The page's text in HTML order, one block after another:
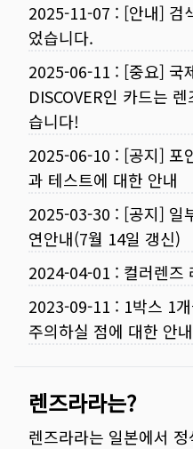
2025-11-07 : [안내] 검
었습니다.
2025-06-11 : [중요] 국
DISCOVER인 카드는
습니다!
2025-06-10 : [공지] 포
과 테스트에 대한 안내
2025-03-30 : [공지] 일
연안내(7월 14일 갱신)
2024-04-01 : 컬러렌즈
2023-09-11 : 1박스 1
주의하실 점에 대한 안내
렌즈라라는?
렌즈라라는 일본에서